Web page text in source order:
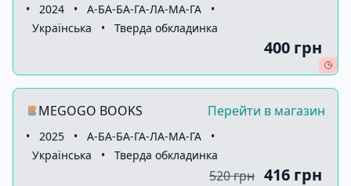
• 2024 • А-БА-БА-ГА-ЛА-МА-ГА
•
Українська
• Тверда обкладинка
400 грн
MEGOGO BOOKS Перейти в магазин
• 2025 • А-БА-БА-ГА-ЛА-МА-ГА
•
Українська
• Тверда обкладинка
520 грн 416 грн